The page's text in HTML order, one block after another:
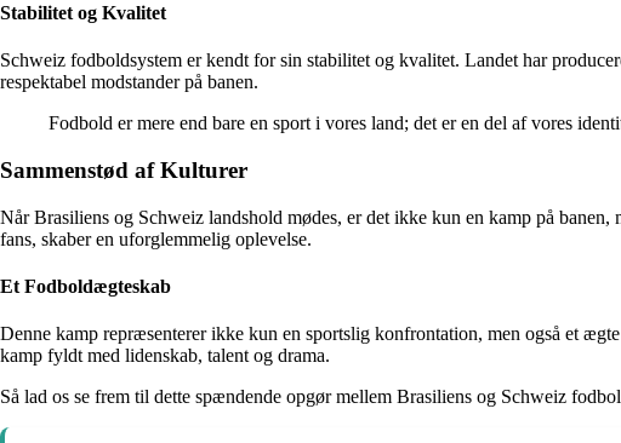
Stabilitet og Kvalitet
Schweiz fodboldsystem er kendt for sin stabilitet og kvalitet. Landet har
respektabel modstander på banen.
Fodbold er mere end bare en sport i vores land; det er en del af vores
Sammenstød af Kulturer
Når Brasiliens og Schweiz landshold mødes, er det ikke kun en kamp på
fans, skaber en uforglemmelig oplevelse.
Et Fodboldægteskab
Denne kamp repræsenterer ikke kun en sportslig konfrontation, men også et
kamp fyldt med lidenskab, talent og drama.
Så lad os se frem til dette spændende opgør mellem Brasiliens og Schweiz